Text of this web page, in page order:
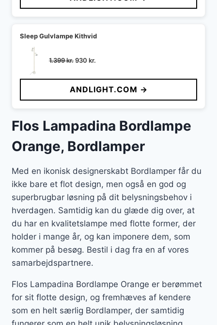
1.399 kr..989 kr..
Sleep Gulvlampe Kithvid
1.399kr.Den
pris
var:
1.399 kr..
930 kr.
pris
er:
930 kr..
ANDLIGHT.COM →
Flos Lampadina Bordlampe
Orange, Bordlamper
Med en ikonisk designerskabt Bordlamper får du
ikke bare et flot design, men også en god og
superbrugbar løsning på dit belysningsbehov i
hverdagen. Samtidig kan du glæde dig over, at
du har en kvalitetslampe med flotte former, der
holder i mange år, og kan imponere dem, som
kommer på besøg. Bestil i dag fra en af vores
samarbejdspartnere.
Flos Lampadina Bordlampe Orange er berømmet
for sit flotte design, og fremhæves af kendere
som en helt særlig Bordlamper, der samtidig